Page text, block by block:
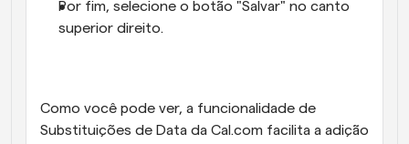
Por fim, selecione o botão "Salvar" no canto
superior direito.
Como você pode ver, a funcionalidade de
Substituições de Data da Cal.com facilita a adição